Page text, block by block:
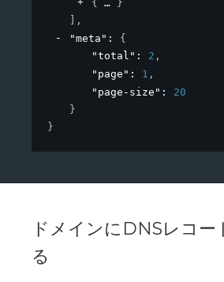
{
}
,
"meta" : {
"total" : 2 ,
"page" : 1 ,
"page-size" : 20
}
}
ドメインにDNSレコー
る